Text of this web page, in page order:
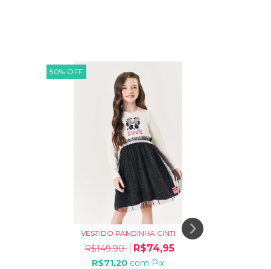
50% OFF
VESTIDO PANDINHA CINTI
R$149,90 R$74,95
R$71,20 com Pix